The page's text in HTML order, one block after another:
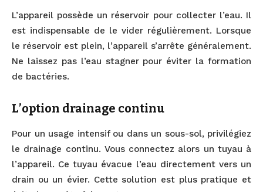
L’appareil possède un réservoir pour collecter l’eau. Il
est indispensable de le vider régulièrement. Lorsque
le réservoir est plein, l’appareil s’arrête généralement.
Ne laissez pas l’eau stagner pour éviter la formation
de bactéries.
L’option drainage continu
Pour un usage intensif ou dans un sous-sol, privilégiez
le drainage continu. Vous connectez alors un tuyau à
l’appareil. Ce tuyau évacue l’eau directement vers un
drain ou un évier. Cette solution est plus pratique et